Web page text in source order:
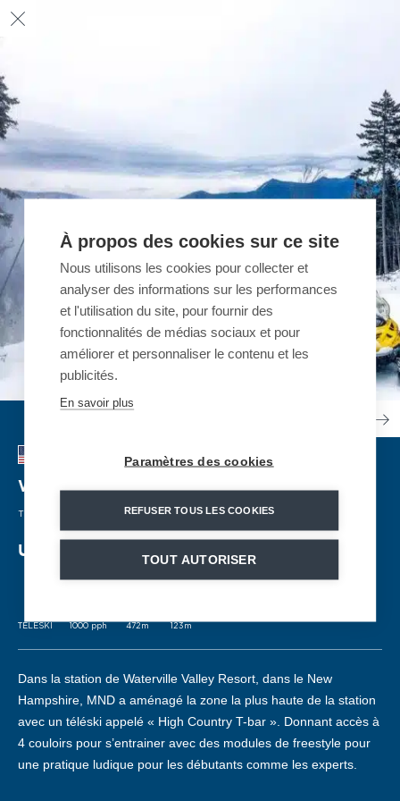
Waterville | ÉTATS-UNIS
TÉLÉSKI
Un téléski pour la zone freestyle
TELESKI 1000 pph 472m 123m
Dans la station de Waterville Valley Resort, dans le New
Hampshire, MND a aménagé la zone la plus haute de la station
avec un téléski appelé « High Country T-bar ». Donnant accès à
4 couloirs pour s’entrainer avec des modules de freestyle pour
une pratique ludique pour les débutants comme les experts.
À propos des cookies sur ce site
Nous utilisons les cookies pour collecter et
analyser des informations sur les performances
et l'utilisation du site, pour fournir des
fonctionnalités de médias sociaux et pour
améliorer et personnaliser le contenu et les
publicités.
En savoir plus
Paramètres des cookies
REFUSER TOUS LES COOKIES
TOUT AUTORISER